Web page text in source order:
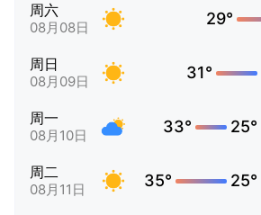
周六
08月08日 29°
周日
08月09日 31°
周一
08月10日 33° 25°
周二
08月11日 35° 25°